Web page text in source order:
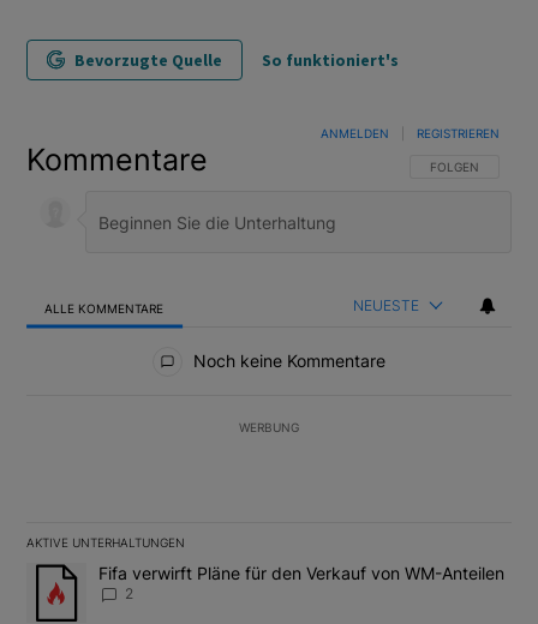
Bevorzugte Quelle So funktioniert's
Kommentare FOLGE DIESER
FOLGEN
ANMELDEN REGISTRIEREN
ALLE KOMMENTARE NEUESTE
Noch keine Kommentare
WERBUNG
AKTIVE UNTERHALTUNGEN
Das Folgende ist eine Liste der am meisten kommentierten
Ein Trendartikel mit dem Titel "Fifa verwirft Pläne für den
Fifa verwirft Pläne für den Verkauf von WM-Anteilen
2